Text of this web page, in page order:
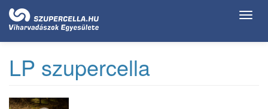
Ugrás
tartalomra
LP szupercella